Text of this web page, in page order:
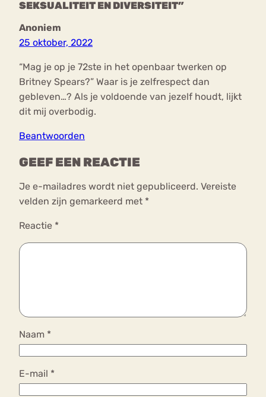
SEKSUALITEIT EN DIVERSITEIT”
Anoniem
25 oktober, 2022
“Mag je op je 72ste in het openbaar twerken op
Britney Spears?” Waar is je zelfrespect dan
gebleven…? Als je voldoende van jezelf houdt, lijkt
dit mij overbodig.
Beantwoorden
GEEF EEN REACTIE
Je e-mailadres wordt niet gepubliceerd. Vereiste
velden zijn gemarkeerd met *
Reactie *
Naam *
E-mail *